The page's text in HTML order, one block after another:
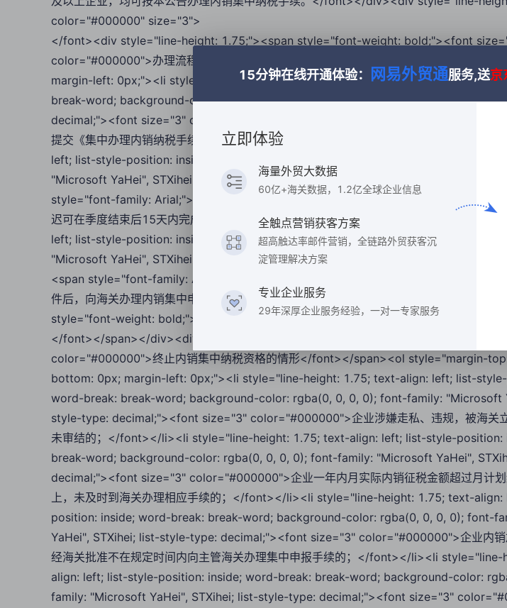
color="#000000" size="3">
</font><div style="line-height: 1.75;"><span style="font-weight: bold;"><font
color="#000000">办理流程及注意事项</font></span><ol style="margin-top: 0px;
margin-left: 0px;"><li style="line-height: 1.75; text-align: left; list-style-position:
break-word; background-color: rgba(0, 0, 0, 0); font-family: "Microsoft YaHei",
decimal;"><font size="3" color="#000000">备案申请<span style="font-family:
提交《集中办理内销纳税手续情况表》进行备案。</span></font></li><li style="line-
left; list-style-position: inside; word-break: break-word; background-color: rgba(0,
"Microsoft YaHei", STXihei; list-style-type: decimal;"><font size="3"
style="font-family: Arial;">：企业内销加工贸易货物后，在不超过手册有效期或账册核销
迟可在季度结束后15天内完成申报纳税手续。</span></font></li><li style="line-
left; list-style-position: inside; word-break: break-word; background-color: rgba(0,
"Microsoft YaHei", STXihei; list-style-type: decimal;"><font size="3"
<span style="font-family: Arial;">：若加工贸易企业内销商品中涉及许可证件管理的商品
件后，向海关办理内销集中申报手续。</span></font></li></ol><div style="line-
style="font-weight: bold;"><font size="3" color="#000000">
</font></span></div><div style="line-height: 1.75;"><span style="font-weight:
color="#000000">终止内销集中纳税资格的情形</font></span><ol style="margin-
bottom: 0px; margin-left: 0px;"><li style="line-height: 1.75; text-align: left; list-
word-break: break-word; background-color: rgba(0, 0, 0, 0); font-family: "Microsoft
style-type: decimal;"><font size="3" color="#000000">企业涉嫌走私、违规，被海关
未审结的；</font></li><li style="line-height: 1.75; text-align: left; list-style-position:
break-word; background-color: rgba(0, 0, 0, 0); font-family: "Microsoft YaHei",
decimal;"><font size="3" color="#000000">企业一年内月实际内销征税金额超过月计划
上，未及时到海关办理相应手续的；</font></li><li style="line-height: 1.75; text-
position: inside; word-break: break-word; background-color: rgba(0, 0, 0, 0); font-
YaHei", STXihei; list-style-type: decimal;"><font size="3" color="#000000">企业内销
经海关批准不在规定时间内向主管海关办理集中申报手续的；</font></li><li
align: left; list-style-position: inside; word-break: break-word; background-color:
family: "Microsoft YaHei", STXihei; list-style-type: decimal;"><font size="3"
15分钟在线开通体验： 网易外贸通服务,送京
立即体验
海量外贸大数据
60亿+海关数据，1.2亿全球企业信息
全触点营销获客方案
超高触达率邮件营销，全链路外贸获客沉
淀管理解决方案
专业企业服务
29年深厚企业服务经验，一对一专家服务